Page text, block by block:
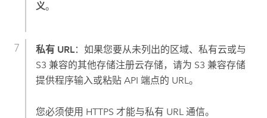
义。
私有 URL：如果您要从未列出的区域、私有云或与
S3 兼容的其他存储注册云存储，请为 S3 兼容存储
提供程序输入或粘贴 API 端点的 URL。
您必须使用 HTTPS 才能与私有 URL 通信。